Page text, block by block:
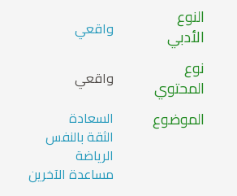
النوع
الأدبي واقعي
نوع
المحتوي واقعي
الموضوع السعادة
الثقة بالنفس
الرياضة
مساعدة الآخرين